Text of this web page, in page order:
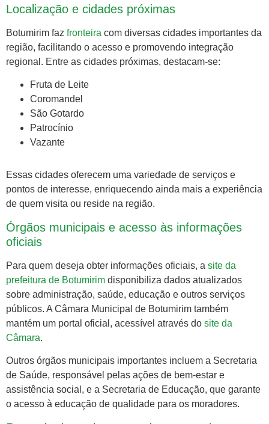
Localização e cidades próximas
Botumirim faz fronteira com diversas cidades importantes da
região, facilitando o acesso e promovendo integração
regional. Entre as cidades próximas, destacam-se:
Fruta de Leite
Coromandel
São Gotardo
Patrocínio
Vazante
Essas cidades oferecem uma variedade de serviços e
pontos de interesse, enriquecendo ainda mais a experiência
de quem visita ou reside na região.
Órgãos municipais e acesso às informações
oficiais
Para quem deseja obter informações oficiais, a site da
prefeitura de Botumirim disponibiliza dados atualizados
sobre administração, saúde, educação e outros serviços
públicos. A Câmara Municipal de Botumirim também
mantém um portal oficial, acessível através do site da
Câmara.
Outros órgãos municipais importantes incluem a Secretaria
de Saúde, responsável pelas ações de bem-estar e
assistência social, e a Secretaria de Educação, que garante
o acesso à educação de qualidade para os moradores.